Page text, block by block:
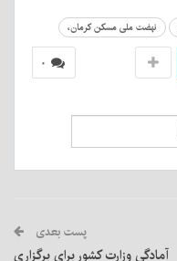
نهضت ملی مسکن کرمان،
۰
پست بعدی
آمادگی وزارت کشور برای برگزاری